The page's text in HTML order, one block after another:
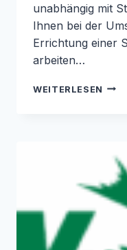
unabhängig mit
Ihnen bei der
Errichtung einer
arbeiten…
WEITERLESEN